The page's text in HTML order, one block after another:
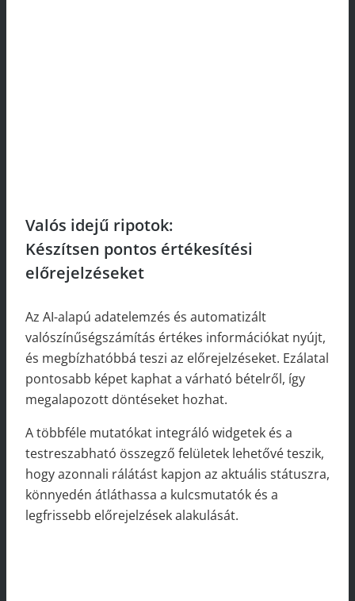
Valós idejű ripotok:
Készítsen pontos értékesítési
előrejelzéseket
Az AI-alapú adatelemzés és automatizált
valószínűségszámítás értékes információkat nyújt,
és megbízhatóbbá teszi az előrejelzéseket. Ezálatal
pontosabb képet kaphat a várható bételről, így
megalapozott döntéseket hozhat.
A többféle mutatókat integráló widgetek és a
testreszabható összegző felületek lehetővé teszik,
hogy azonnali rálátást kapjon az aktuális státuszra,
könnyedén átláthassa a kulcsmutatók és a
legfrissebb előrejelzések alakulását.